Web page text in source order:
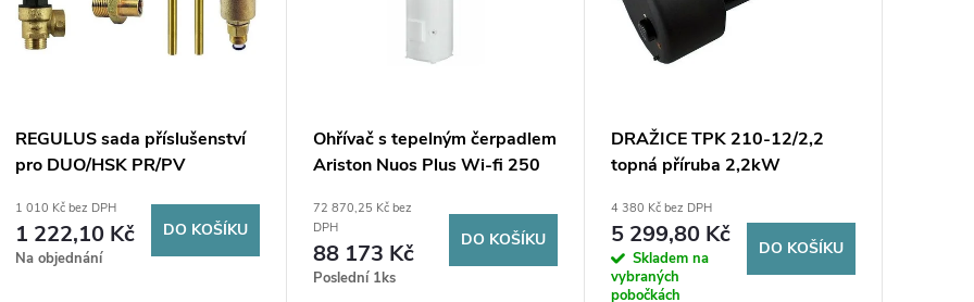
REGULUS sada příslušenství
pro DUO/HSK PR/PV
1 010 Kč bez DPH
1 222,10 Kč
Na objednání
DO KOŠÍKU
Ohřívač s tepelným čerpadlem
Ariston Nuos Plus Wi-fi 250
72 870,25 Kč bez
DPH
88 173 Kč
Poslední 1ks
DO KOŠÍKU
DRAŽICE TPK 210-12/2,2
topná příruba 2,2kW
4 380 Kč bez DPH
5 299,80 Kč
Skladem na
vybraných
pobočkách
DO KOŠÍKU